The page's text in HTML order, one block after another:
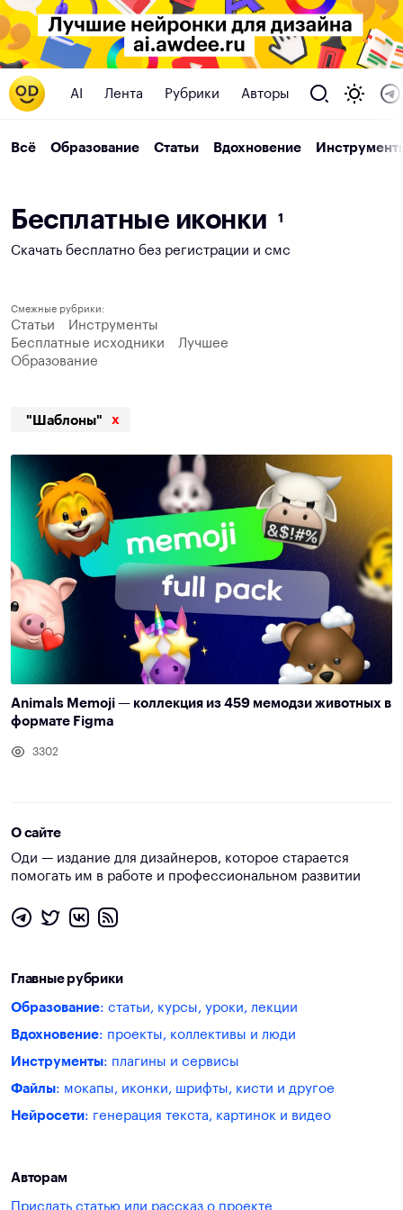
AI Лента Рубрики Авторы
Всё Образование Статьи Вдохновение
Бесплатные иконки 1
Скачать бесплатно без регистрации и смс
Смежные рубрики:
Статьи
Инструменты
Бесплатные исходники
Лучшее
Образование
"Шаблоны" x
Animals Memoji — коллекция из 459 мемодзи животных в
формате Figma
3302
О сайте
Оди — издание для дизайнеров, которое старается
помогать им в работе и профессиональном развитии
Главные рубрики
Образование: статьи, курсы, уроки, лекции
Вдохновение: проекты, коллективы и люди
Инструменты: плагины и сервисы
Файлы: мокапы, иконки, шрифты, кисти и другое
Нейросети: генерация текста, картинок и видео
Авторам
Прислать статью или рассказ о проекте